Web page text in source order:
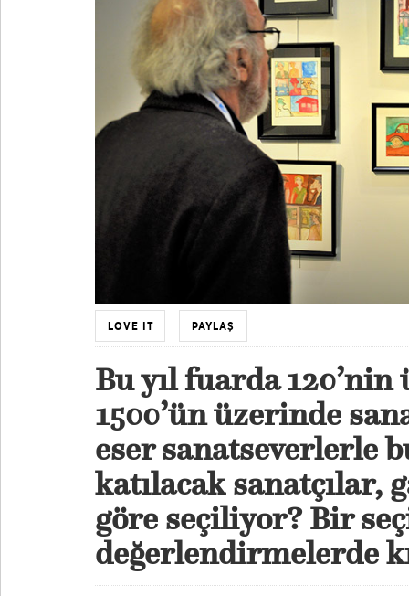
LOVE IT PAYLAŞ
Bu yılfuarda 120’nin
1500’ün üzerinde
eser sanatseverlerle
katılacak sanatçılar,
göre seçiliyor? Bir
değerlendirmelerde